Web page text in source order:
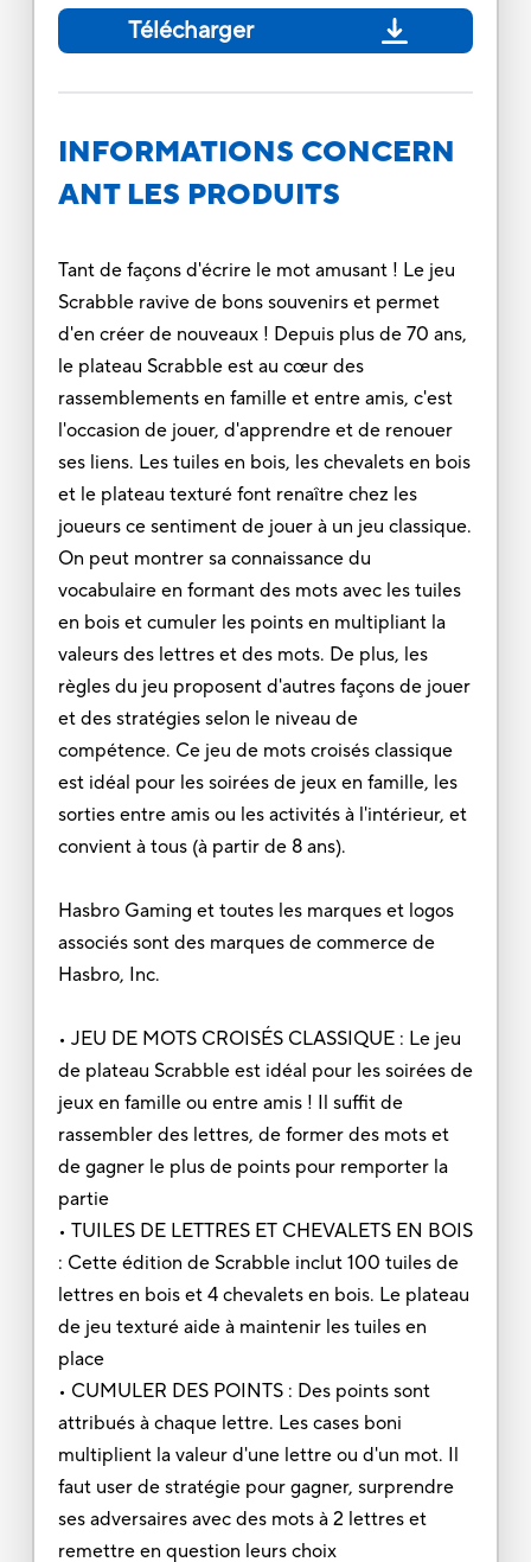
Télécharger
INFORMATIONS CONCERN
ANT LES PRODUITS
Tant de façons d'écrire le mot amusant ! Le jeu
Scrabble ravive de bons souvenirs et permet
d'en créer de nouveaux ! Depuis plus de 70 ans,
le plateau Scrabble est au cœur des
rassemblements en famille et entre amis, c'est
l'occasion de jouer, d'apprendre et de renouer
ses liens. Les tuiles en bois, les chevalets en bois
et le plateau texturé font renaître chez les
joueurs ce sentiment de jouer à un jeu classique.
On peut montrer sa connaissance du
vocabulaire en formant des mots avec les tuiles
en bois et cumuler les points en multipliant la
valeurs des lettres et des mots. De plus, les
règles du jeu proposent d'autres façons de jouer
et des stratégies selon le niveau de
compétence. Ce jeu de mots croisés classique
est idéal pour les soirées de jeux en famille, les
sorties entre amis ou les activités à l'intérieur, et
convient à tous (à partir de 8 ans).
Hasbro Gaming et toutes les marques et logos
associés sont des marques de commerce de
Hasbro, Inc.
• JEU DE MOTS CROISÉS CLASSIQUE : Le jeu
de plateau Scrabble est idéal pour les soirées de
jeux en famille ou entre amis ! Il suffit de
rassembler des lettres, de former des mots et
de gagner le plus de points pour remporter la
partie
• TUILES DE LETTRES ET CHEVALETS EN BOIS
: Cette édition de Scrabble inclut 100 tuiles de
lettres en bois et 4 chevalets en bois. Le plateau
de jeu texturé aide à maintenir les tuiles en
place
• CUMULER DES POINTS : Des points sont
attribués à chaque lettre. Les cases boni
multiplient la valeur d'une lettre ou d'un mot. Il
faut user de stratégie pour gagner, surprendre
ses adversaires avec des mots à 2 lettres et
remettre en question leurs choix